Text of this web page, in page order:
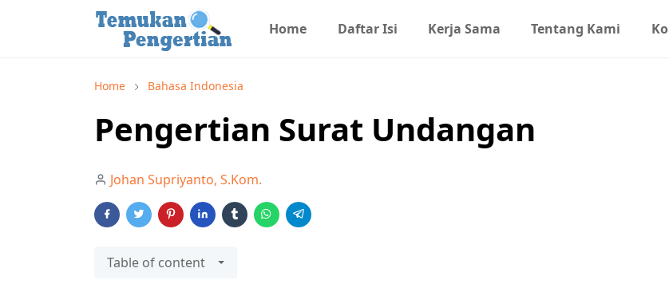
Home Daftar Isi Kerja Sama Tentang Kami
Home Bahasa Indonesia
Pengertian Surat Undangan
Johan Supriyanto, S.Kom.
Table of content